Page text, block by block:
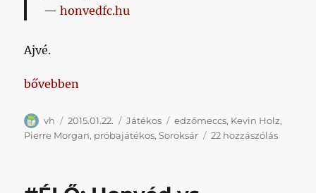
honvedfc.hu
Ajvé.
„Visszatérve még a tegnapi edzőmeccsre”
bővebben
Szerző
vh Közzétéve
2015.01.22. Kategória
Játékos Címke
edzőmeccs, Kevin Holz,
Pierre Morgan, próbajátékos,Soroksár 22 hozzászólás